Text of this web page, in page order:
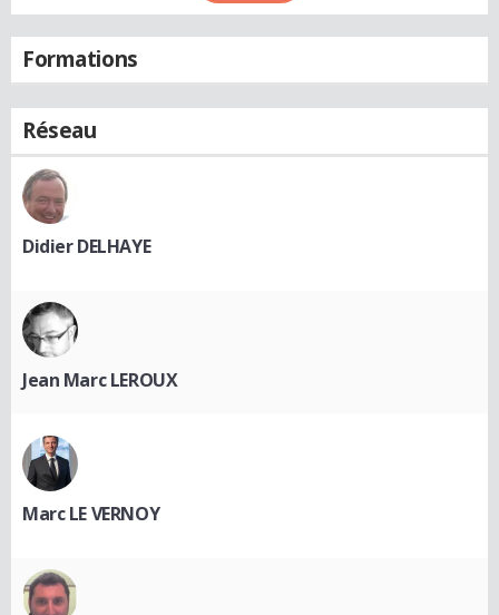
Formations
Réseau
Didier DELHAYE
Jean Marc LEROUX
Marc LE VERNOY